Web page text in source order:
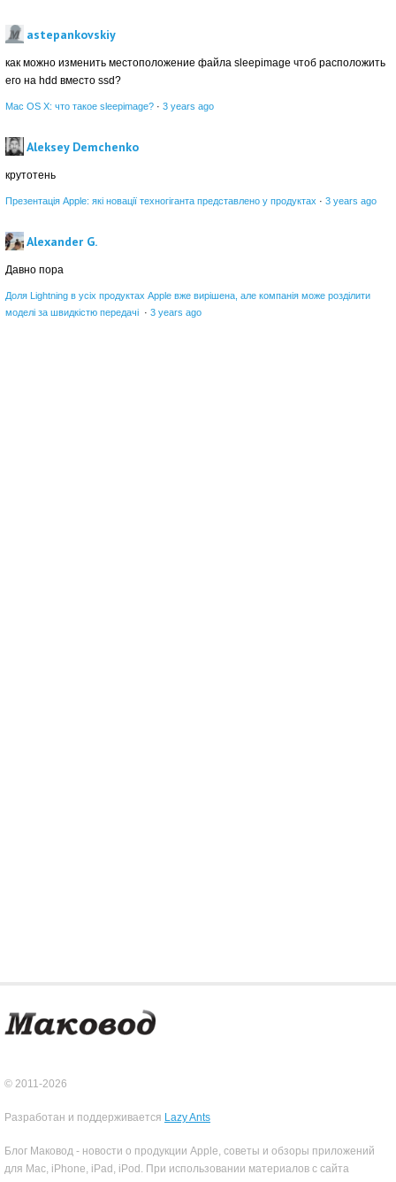
astepankovskiy
как можно изменить местоположение файла sleepimage чтоб расположить
его на hdd вместо ssd?
Mac OS X: что такое sleepimage? · 3 years ago
Aleksey Demchenko
крутотень
Презентація Apple: які новації техногіганта представлено у продуктах · 3 years ago
Alexander G.
Давно пора
Доля Lightning в усіх продуктах Apple вже вирішена, але компанія може розділити
моделі за швидкістю передачі · 3 years ago
© 2011-2026
Разработан и поддерживается Lazy Ants
Блог Маковод - новости о продукции Apple, советы и обзоры приложений
для Mac, iPhone, iPad, iPod. При использовании материалов с сайта